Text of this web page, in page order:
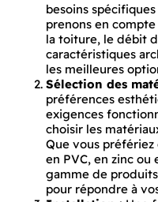
besoins
prenons en
la toiture, le débit
caractéristiques
les meilleures
Sélection des
préférences
exigences
choisir les
Que vous
en PVC, en zinc ou
gamme de
pour répondre à